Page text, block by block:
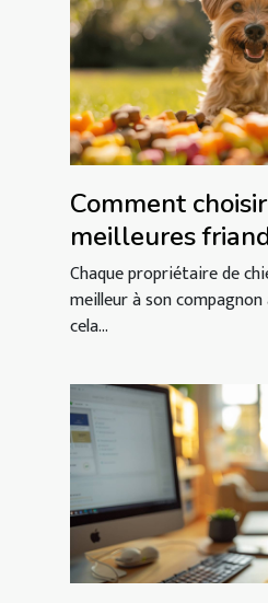
Comment
meilleures
naturelles pour
Chaque propriétaire de
meilleur à son
cela...